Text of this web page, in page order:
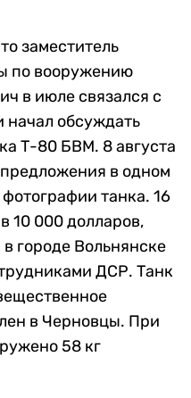
заместитель
по вооружению
в июле связался с
обсуждать
Т-80 БВМ. 8 августа
в одном
танка. 16
10 000 долларов,
городе Вольнянске
ДСР. Танк
в Черновцы. При
58 кг